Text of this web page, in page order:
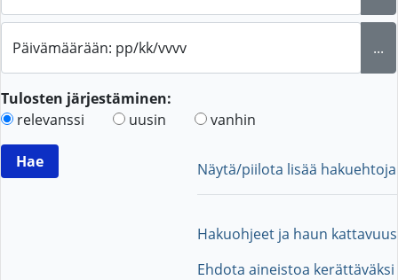
Päivämäärään: pp/kk/vvvv ...
Tulosten järjestäminen:
relevanssi
uusin vanhin
Näytä/piilota lisää hakuehtoja
Hakuohjeet ja haun kattavuus
Ehdota aineistoa kerättäväksi